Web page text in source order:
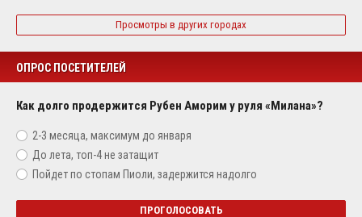
Просмотры в других городах
ОПРОС ПОСЕТИТЕЛЕЙ
Как долго продержится Рубен Аморим у руля «Милана»?
2-3 месяца, максимум до января
До лета, топ-4 не затащит
Пойдет по стопам Пиоли, задержится надолго
ПРОГОЛОСОВАТЬ